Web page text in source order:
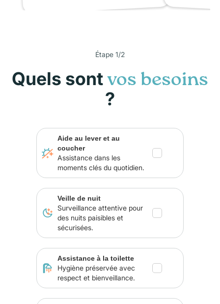
Étape 1/2
Quels sont vos besoins
?
Aide au lever et au
coucher
Assistance dans les
moments clés du quotidien.
Veille de nuit
Surveillance attentive pour
des nuits paisibles et
sécurisées.
Assistance à la toilette
Hygiène préservée avec
respect et bienveillance.